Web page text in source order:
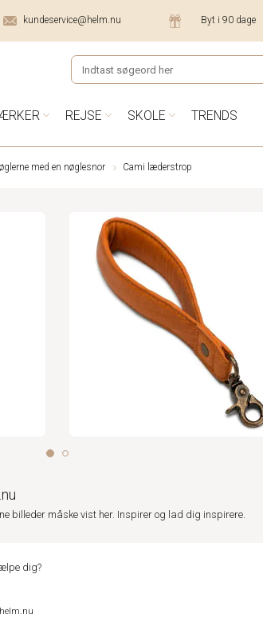
kundeservice@helm.nu Byt i 90 dage
REJSE SKOLE TRENDS
med en nøglesnor Cami læderstrop
billeder måske vist her. Inspirer og lad dig inspirere.
dig?